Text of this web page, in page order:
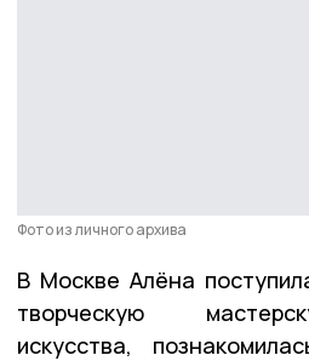
Фото из личного архива
В Москве Алёна
творческую
искусства,